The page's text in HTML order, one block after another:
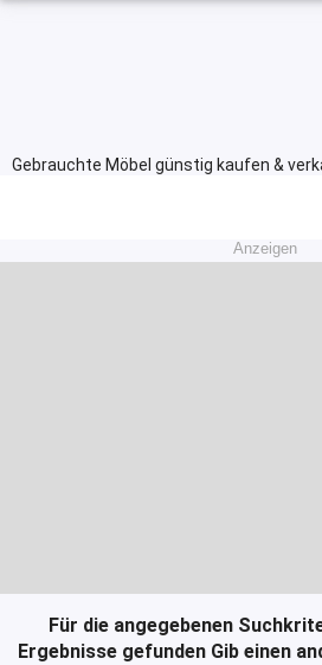
Gebrauchte Möbel günstig kaufen &
Anzeigen
Für die angegebenen
Ergebnisse gefunden Gib einen